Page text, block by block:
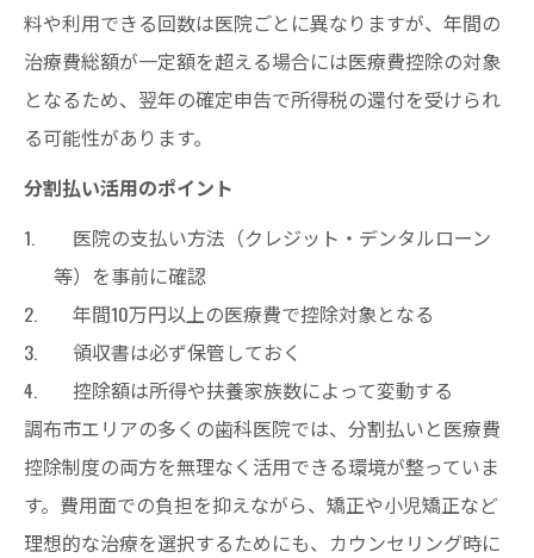
料や利用できる回数は医院ごとに異なりますが、年間の
治療費総額が一定額を超える場合には医療費控除の対象
となるため、翌年の確定申告で所得税の還付を受けられ
る可能性があります。
分割払い活用のポイント
医院の支払い方法（クレジット・デンタルローン
等）を事前に確認
年間10万円以上の医療費で控除対象となる
領収書は必ず保管しておく
控除額は所得や扶養家族数によって変動する
調布市エリアの多くの歯科医院では、分割払いと医療費
控除制度の両方を無理なく活用できる環境が整っていま
す。費用面での負担を抑えながら、矯正や小児矯正など
理想的な治療を選択するためにも、カウンセリング時に